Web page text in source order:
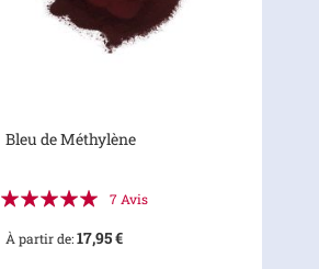
Bleu de Méthylène
Évaluation:
7 Avis
À partir de 17,95 €